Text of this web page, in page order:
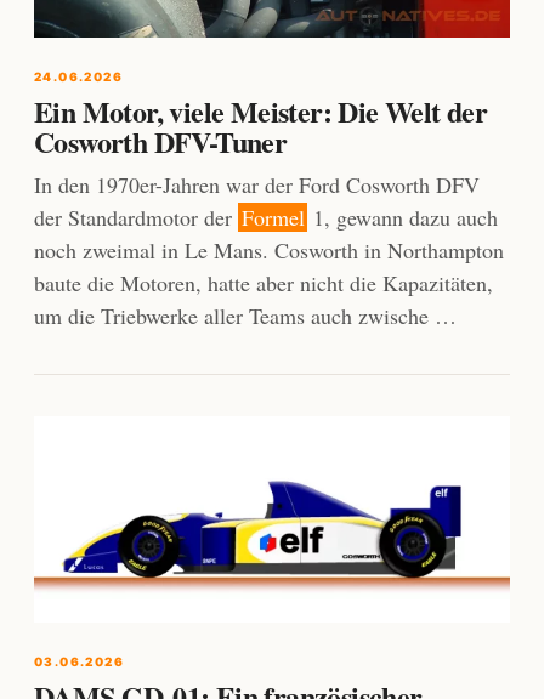
24.06.2026
Ein Motor, viele Meister: Die Welt der
Cosworth DFV-Tuner
In den 1970er-Jahren war der Ford Cosworth DFV
der Standardmotor der Formel 1, gewann dazu auch
noch zweimal in Le Mans. Cosworth in Northampton
baute die Motoren, hatte aber nicht die Kapazitäten,
um die Triebwerke aller Teams auch zwische …
03.06.2026